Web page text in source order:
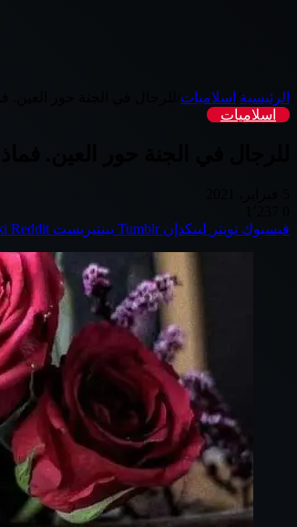
الرئيسية اسلاميات
اسلاميات
فيسبوك تويتر لينكدإن بينتيريست